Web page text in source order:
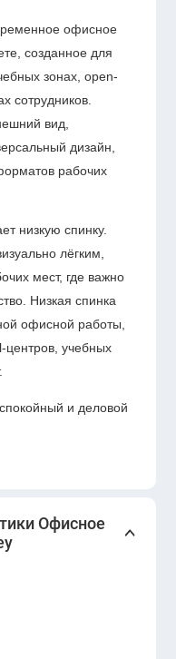
офисное
созданное для
зонах, open-
сотрудников.
вид,
дизайн,
рабочих
низкую спинку.
лёгким,
мест, где важно
Низкая спинка
офисной работы,
центров, учебных
и деловой
практичное и
персонала. Модель
Офисное